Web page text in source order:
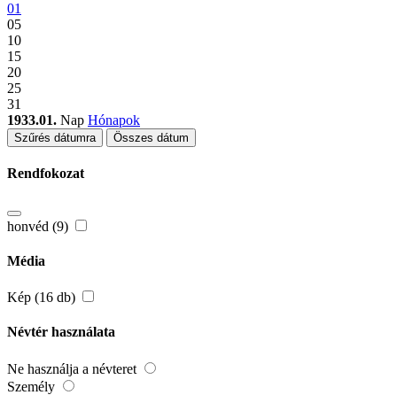
01
05
10
15
20
25
31
1933.01. Nap Hónapok
Szűrés dátumra Összes dátum
Rendfokozat
honvéd (9)
Média
Kép (16 db)
Névtér használata
Ne használja a névteret
Személy